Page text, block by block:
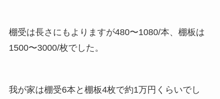
棚受は長さにもよりますが480〜1080/本、棚板は
1500〜3000/枚でした。
我が家は棚受6本と棚板4枚で約1万円くらいでし